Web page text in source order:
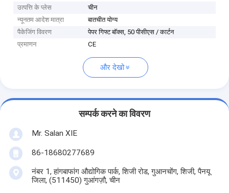
उत्पत्ति के प्लेस
चीन
न्यूनतम आदेश मात्रा
बातचीत योग्य
पैकेजिंग विवरण
पेपर गिफ्ट बॉक्स, 50 पीसीएस / कार्टन
प्रमाणन
CE
और देखो
सम्पर्क करने का विवरण
Mr. Salan XIE
86-18680277689
नंबर 1, हांगबाफांग औद्योगिक पार्क, शिजी रोड, गुआनचोंग, शिजी, पैनयू
जिला, (511450) गुआंगज़ौ, चीन